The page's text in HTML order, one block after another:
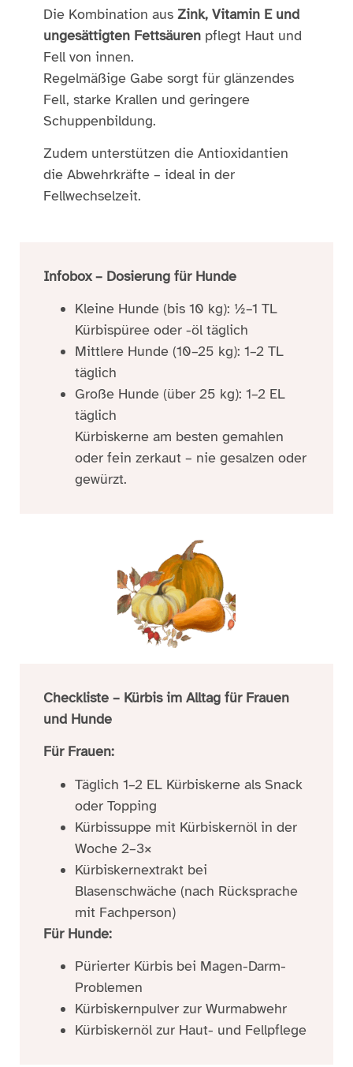
Die Kombination aus Zink, Vitamin E und
ungesättigten Fettsäuren pflegt Haut und
Fell von innen.
Regelmäßige Gabe sorgt für glänzendes
Fell, starke Krallen und geringere
Schuppenbildung.
Zudem unterstützen die Antioxidantien
die Abwehrkräfte – ideal in der
Fellwechselzeit.
Infobox – Dosierung für Hunde
Kleine Hunde (bis 10 kg): ½–1 TL
Kürbispüree oder -öl täglich
Mittlere Hunde (10–25 kg): 1–2 TL
täglich
Große Hunde (über 25 kg): 1–2 EL
täglich
Kürbiskerne am besten gemahlen
oder fein zerkaut – nie gesalzen oder
gewürzt.
Checkliste – Kürbis im Alltag für Frauen
und Hunde
Für Frauen:
Täglich 1–2 EL Kürbiskerne als Snack
oder Topping
Kürbissuppe mit Kürbiskernöl in der
Woche 2–3×
Kürbiskernextrakt bei
Blasenschwäche (nach Rücksprache
mit Fachperson)
Für Hunde:
Pürierter Kürbis bei Magen-Darm-
Problemen
Kürbiskernpulver zur Wurmabwehr
Kürbiskernöl zur Haut- und Fellpflege